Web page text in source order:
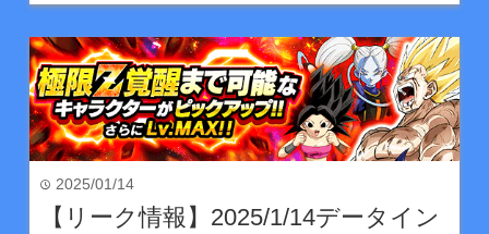
time 2025/01/14
【リーク情報】2025/1/14データイン